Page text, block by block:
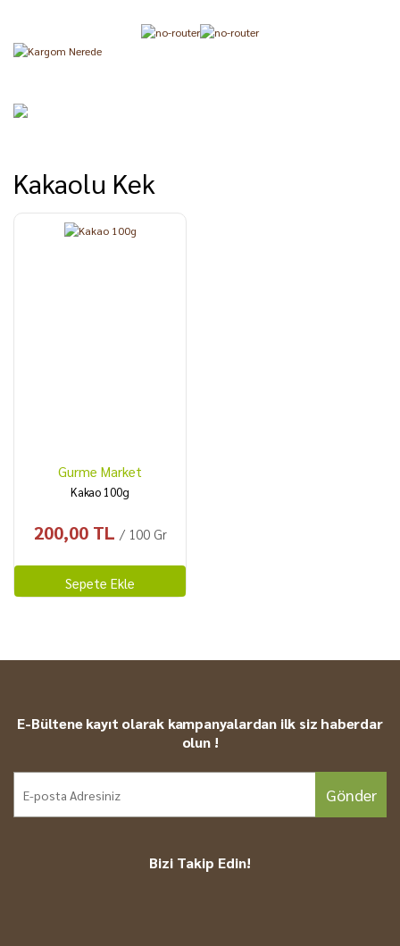
Kakaolu Kek
Gurme Market
Kakao 100g
200,00 TL / 100 Gr
Sepete Ekle
E-Bültene kayıt olarak kampanyalardan ilk siz haberdar
olun !
Gönder
Bizi Takip Edin!